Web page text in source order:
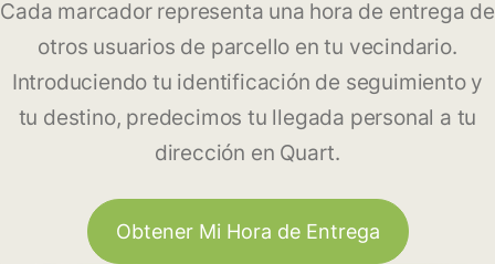
Cada marcador representa una hora de entrega de
otros usuarios de parcello en tu vecindario.
Introduciendo tu identificación de seguimiento y
tu destino, predecimos tu llegada personal a tu
dirección en Quart.
Obtener Mi Hora de Entrega